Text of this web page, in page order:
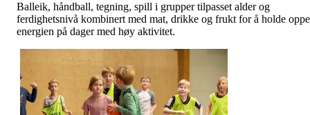
Balleik, håndball, tegning, spill i grupper tilpasset alder og
ferdighetsnivå kombinert med mat, drikke og frukt for å holde oppe
energien på dager med høy aktivitet.